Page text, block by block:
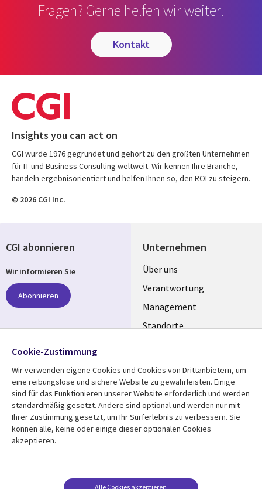
Fragen? Gerne helfen wir weiter.
kontakt
Insights you can act on
CGI wurde 1976 gegründet und gehört zu den größten Unternehmen
für IT und Business Consulting weltweit. Wir kennen Ihre Branche,
handeln ergebnisorientiert und helfen Ihnen so, den ROI zu steigern.
© 2026 CGI Inc.
Unternehmen
Useful
links
GERMANY
Über uns
Verantwortung
Management
Standorte
Mediathek
Library
Aktuelles
Rechtliches
Beschwerden/Hinweise
CGI abonnieren
Wir informieren Sie
Abonnieren
Folgen Sie uns
Social
Media
GERMANY
Cookie-Zustimmung
Wir verwenden eigene Cookies und Cookies von Drittanbietern, um
eine reibungslose und sichere Website zu gewährleisten. Einige
sind für das Funktionieren unserer Website erforderlich und werden
standardmäßig gesetzt. Andere sind optional und werden nur mit
Ihrer Zustimmung gesetzt, um Ihr Surferlebnis zu verbessern. Sie
können alle, keine oder einige dieser optionalen Cookies
akzeptieren.
Alle Cookies akzeptieren